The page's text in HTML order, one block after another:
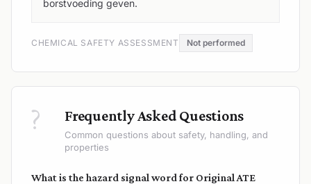
borstvoeding geven.
CHEMICAL SAFETY ASSESSMENT Not performed
? Frequently Asked Questions
Common questions about safety, handling, and
properties
What is the hazard signal word for Original ATE